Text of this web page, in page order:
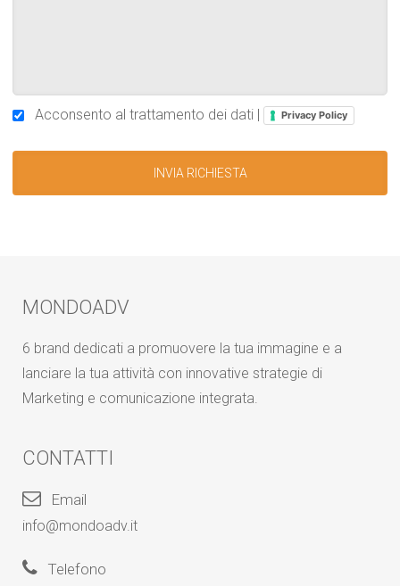
Acconsento al trattamento dei dati | Privacy Policy
MONDOADV
6 brand dedicati a promuovere la tua immagine e a
lanciare la tua attività con innovative strategie di
Marketing e comunicazione integrata.
CONTATTI
Email
info@mondoadv.it
Telefono